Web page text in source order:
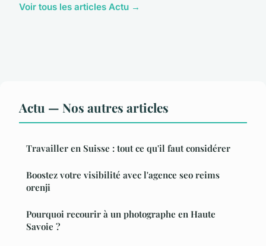
Voir tous les articles Actu →
Actu — Nos autres articles
Travailler en Suisse : tout ce qu'il faut considérer
Boostez votre visibilité avec l'agence seo reims
orenji
Pourquoi recourir à un photographe en Haute
Savoie ?